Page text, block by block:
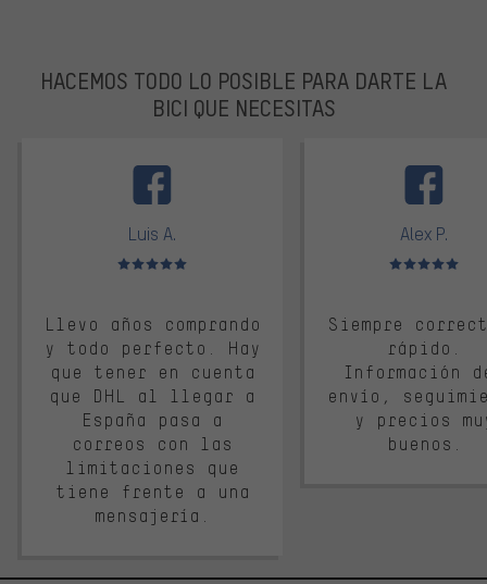
HACEMOS TODO LO POSIBLE PARA DARTE LA
BICI QUE NECESITAS
Luis A.
Valoración media: 5 de 5
Llevo años comprando
y todo perfecto. Hay
que tener en cuenta
que DHL al llegar a
España pasa a
correos con las
limitaciones que
tiene frente a una
mensajería.
Alex P.
Valoración
Siempre
rápido.
Información
envío,
y precios
buenos.